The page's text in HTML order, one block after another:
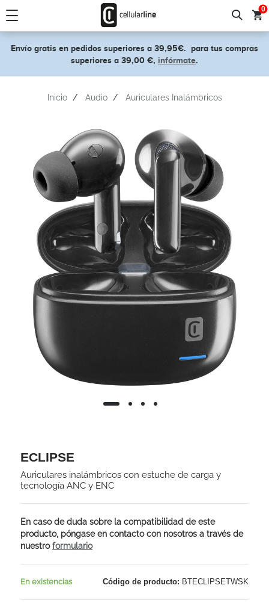
0
Envío gratis en pedidos superiores a 39,95€. para tus compras
superiores a 39,00 €, infórmate.
Inicio Audio Auriculares Inalámbricos
ECLIPSE
Auriculares inalámbricos con estuche de carga y
tecnología ANC y ENC
En caso de duda sobre la compatibilidad de este
producto, póngase en contacto con nosotros a través de
nuestroformulario
En existencias Código de producto: BTECLIPSETWSK